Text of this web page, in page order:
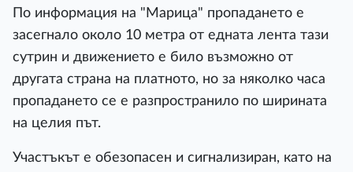
По информация на "Марица" пропадането е
засегнало около 10 метра от едната лента тази
сутрин и движението е било възможно от
другата страна на платното, но за няколко часа
пропадането се е разпространило по ширината
на целия път.
Участъкът е обезопасен и сигнализиран, като на